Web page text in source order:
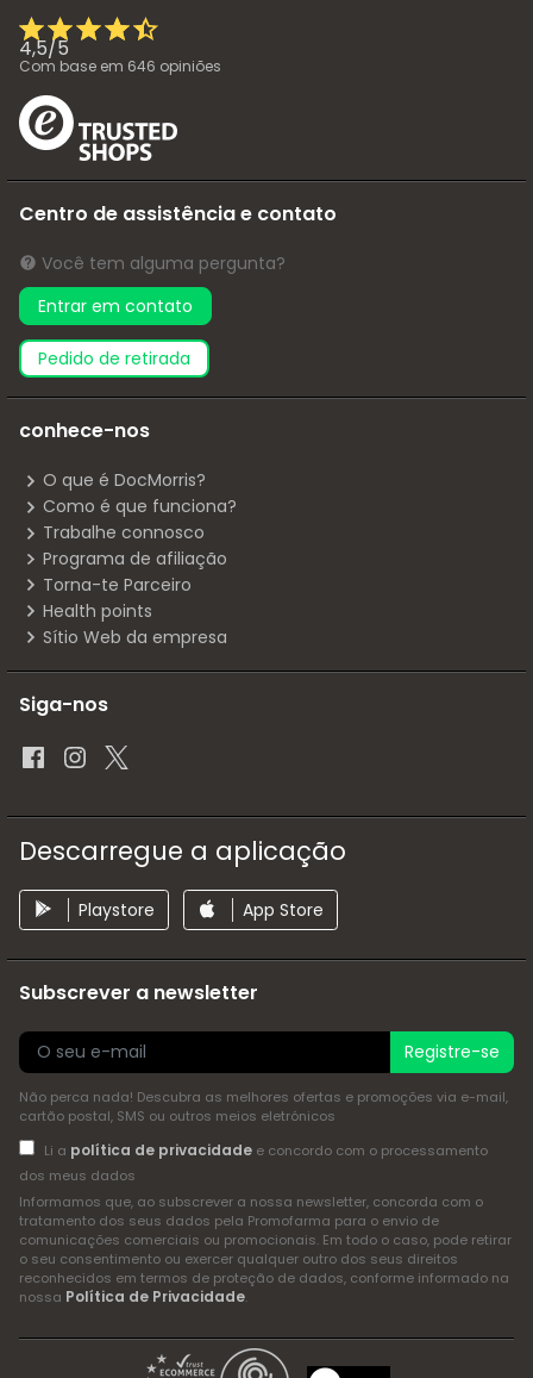
4,5/5
Com base em 646 opiniões
Centro de assistência e contato
Você tem alguma pergunta?
Entrar em contato
pedido de retirada
conhece-nos
O que é DocMorris?
Como é que funciona?
Trabalhe connosco
Programa de afiliação
Torna-te Parceiro
Health points
Sítio Web da empresa
Siga-nos
Descarregue a aplicação
Playstore App Store
Subscrever a newsletter
Registre-se
Não perca nada! Descubra as melhores ofertas e promoções via e-mail,
cartão postal, SMS ou outros meios eletrónicos
Li a política de privacidadee concordo com o processamento
dos meus dados
Informamos que, ao subscrever a nossa newsletter, concorda com o
tratamento dos seus dados pela Promofarma para o envio de
comunicações comerciais ou promocionais. Em todo o caso, pode retirar
o seu consentimento ou exercer qualquer outro dos seus direitos
reconhecidos em termos de proteção de dados, conforme informado na
nossa Política de Privacidade.